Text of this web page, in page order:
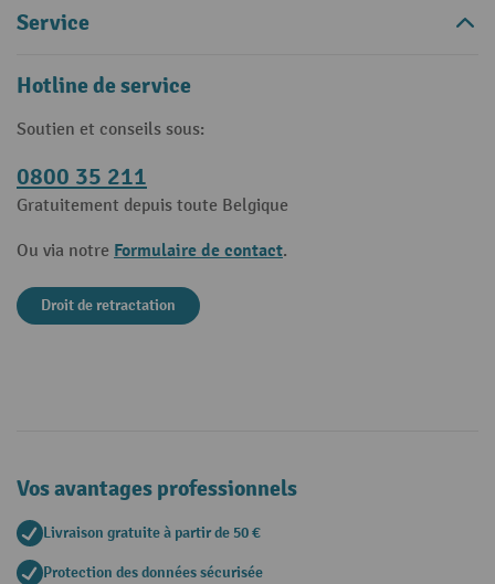
Service
Hotline de service
Soutien et conseils sous:
0800 35 211
Gratuitement depuis toute Belgique
Ou via notre Formulaire de contact.
Droit de retractation
Vos avantages professionnels
Livraison gratuite à partir de 50 €
Protection des données sécurisée